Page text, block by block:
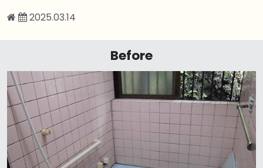
2025.03.14
Before